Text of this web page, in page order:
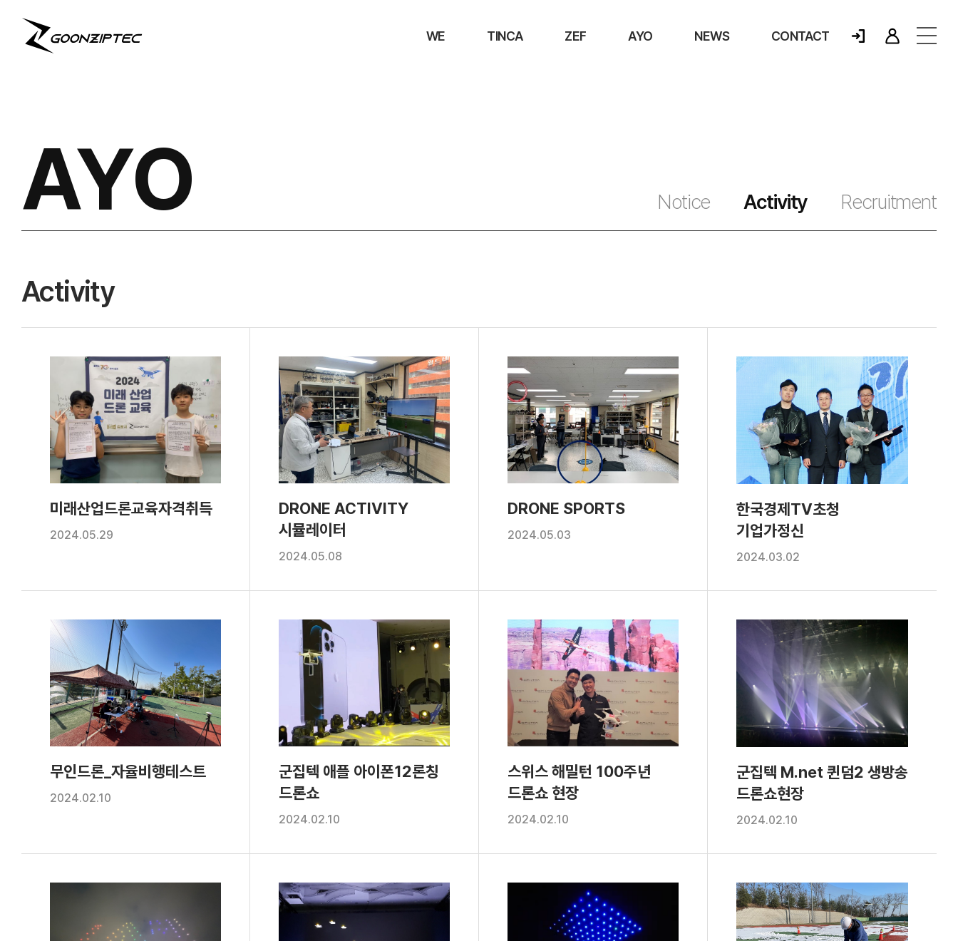
WE TINCA ZEF AYO NEWS CONTACT
AYO Notice Activity Recruitment
Activity
미래산업드론교육자격취득
2024.05.29
DRONE ACTIVITY
시뮬레이터
2024.05.08
DRONE SPORTS
2024.05.03
한국경제TV초청
기업가정신
2024.03.02
무인드론_자율비행테스트
2024.02.10
군집텍 애플 아이폰12론칭
드론쇼
2024.02.10
스위스 해밀턴 100주년
드론쇼 현장
2024.02.10
군집텍 M.net 퀸덤2 생방송
드론쇼현장
2024.02.10